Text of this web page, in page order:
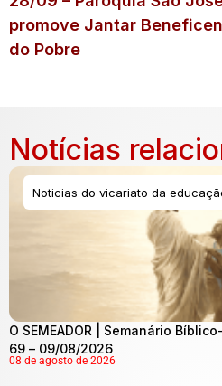
promove Jantar
do Pobre
Notícias
Noticias do vicariato da
O SEMEADOR | Semanário
69 – 09/08/2026
08 de agosto de 2026